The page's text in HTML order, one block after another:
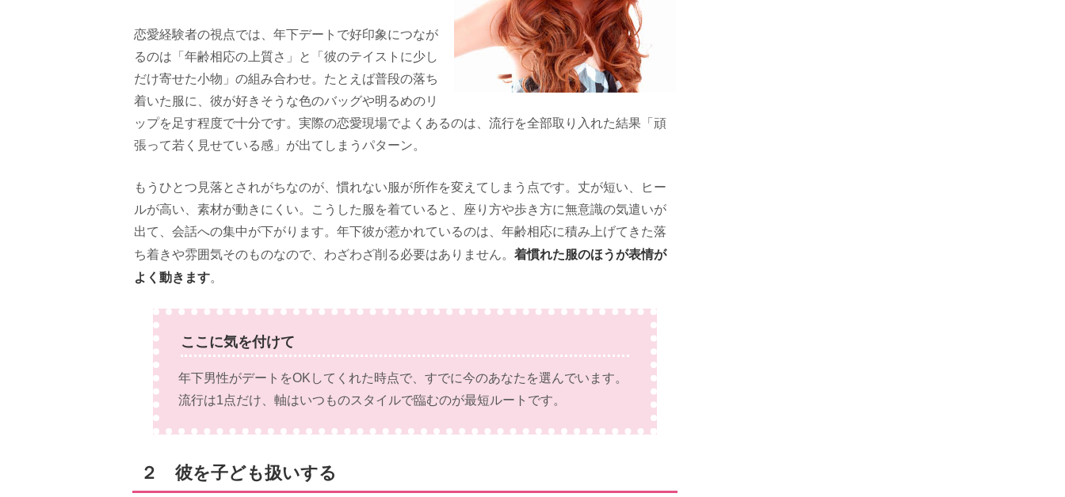
恋愛経験者の視点では、年下デートで好印象につなが
るのは「年齢相応の上質さ」と「彼のテイストに少し
だけ寄せた小物」の組み合わせ。たとえば普段の落ち
着いた服に、彼が好きそうな色のバッグや明るめのリ
ップを足す程度で十分です。実際の恋愛現場でよくあるのは、流行を全部取り入れた結果「頑
張って若く見せている感」が出てしまうパターン。
もうひとつ見落とされがちなのが、慣れない服が所作を変えてしまう点です。丈が短い、ヒー
ルが高い、素材が動きにくい。こうした服を着ていると、座り方や歩き方に無意識の気遣いが
出て、会話への集中が下がります。年下彼が惹かれているのは、年齢相応に積み上げてきた落
ち着きや雰囲気そのものなので、わざわざ削る必要はありません。 着慣れた服のほうが表情が
よく動きます。
ここに気を付けて
年下男性がデートをOKしてくれた時点で、すでに今のあなたを選んでいます。
流行は1点だけ、軸はいつものスタイルで臨むのが最短ルートです。
２ 彼を子ども扱いする